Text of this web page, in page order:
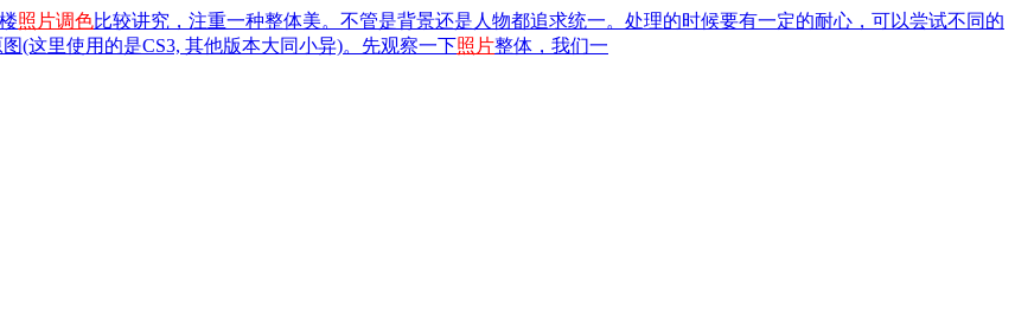
照片调色比较讲究，注重一种整体美。不管是背景还是人物都追求统一。处理的时候要有一定的耐心，可以尝试不同的
(这里使用的是CS3, 其他版本大同小异)。先观察一下照片整体，我们一